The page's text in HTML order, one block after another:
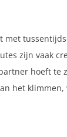
met
zijn vaak
hoeft te
het klimmen,